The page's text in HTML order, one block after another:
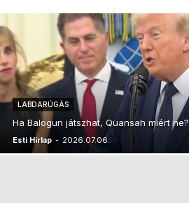
LABDARÚGÁS
Ha Balogun játszhat, Quansah miért ne?
Esti Hírlap - 2026.07.06.